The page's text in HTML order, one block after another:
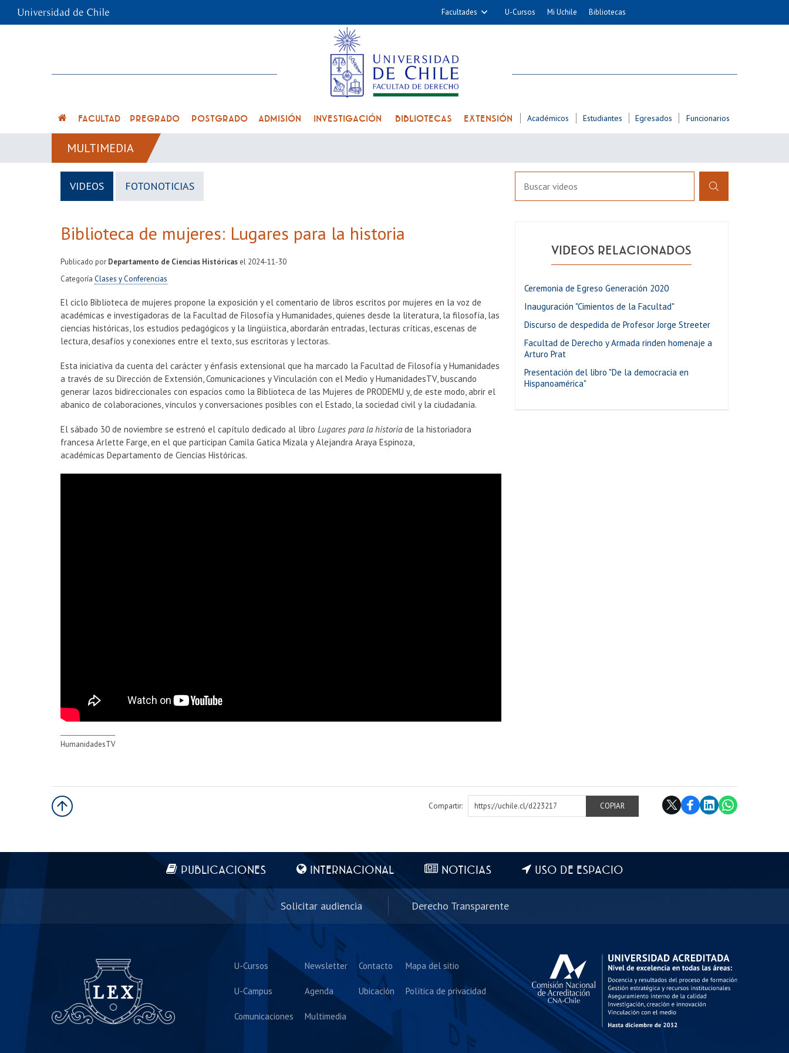
Facultades
Cs. Químicas y Farmacéuticas
Medicina
Odontología
Estudios Avanzados en Educación
Nutrición y Tecnología de
Bachillerato
U-Cursos Mi Uchile Bibliotecas
FACULTAD PREGRADO POSTGRADO ADMISIÓN INVESTIGACIÓN BIBLIOTECAS EXTENSIÓN Académicos Estudiantes Egresados Funcionarios
MULTIMEDIA
VIDEOS FOTONOTICIAS
Biblioteca de mujeres: Lugares para la historia
Publicado por Departamento de Ciencias Históricas el 2024-11-30
Categoría Clases y Conferencias
El ciclo Biblioteca de mujeres propone la exposición y el comentario de libros escritos por mujeres en la voz de
académicas e investigadoras de la Facultad de Filosofía y Humanidades, quienes desde la literatura, la filosofía, las
ciencias históricas, los estudios pedagógicos y la lingüística, abordarán entradas, lecturas críticas, escenas de
lectura, desafíos y conexiones entre el texto, sus escritoras y lectoras.
Esta iniciativa da cuenta del carácter y énfasis extensional que ha marcado la Facultad de Filosofía y Humanidades
a través de su Dirección de Extensión, Comunicaciones y Vinculación con el Medio y HumanidadesTV, buscando
generar lazos bidireccionales con espacios como la Biblioteca de las Mujeres de PRODEMU y, de este modo, abrir el
abanico de colaboraciones, vínculos y conversaciones posibles con el Estado, la sociedad civil y la ciudadanía.
El sábado 30 de noviembre se estrenó el capítulo dedicado al libro Lugares para la historia de la historiadora
francesa Arlette Farge, en el que participan Camila Gatica Mizala y Alejandra Araya Espinoza,
académicas Departamento de Ciencias Históricas.
HumanidadesTV
VIDEOS RELACIONADOS
Ceremonia de Egreso Generación 2020
Inauguración "Cimientos de la Facultad"
Discurso de despedida de Profesor Jorge Streeter
Facultad de Derecho y Armada rinden homenaje a
Arturo Prat
Presentación del libro "De la democracia en
Hispanoamérica"
Compartir:
https://uchile.cl/d223217
COPIAR
PUBLICACIONES INTERNACIONAL NOTICIAS USO DE ESPACIO
Solicitar audiencia Derecho Transparente
U-Cursos
U-Campus
Comunicaciones
Newsletter
Agenda
Multimedia
Contacto
Ubicación
Mapa del sitio
Política de privacidad